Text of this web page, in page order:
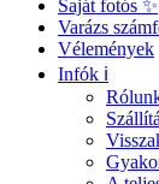
Saját fotós ✨
Varázs
Vélemények
Infók ℹ️